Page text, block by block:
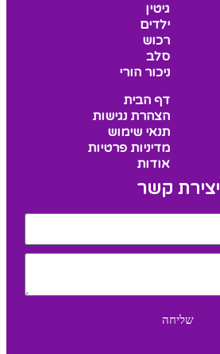
גיטין
ילדים
רכוש
סלב
ניכור הורי
דף הבית
הצהרת נגישות
תנאי שימוש
מדיניות פרטיות
אודות
יצירת קשר
שליחה